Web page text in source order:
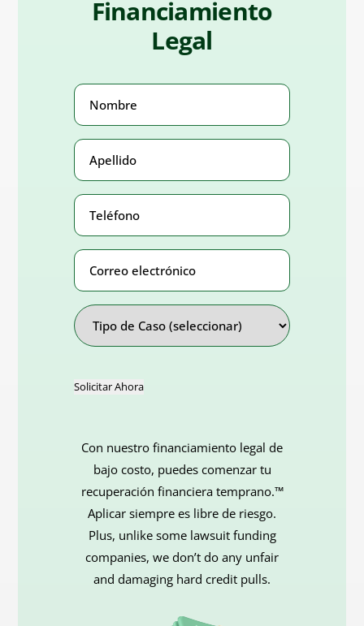
Financiamiento
Legal
Nombre
Apellido
Teléfono
Number(Obligatorio)
Correo
electrónico
Address
Tipo
de
Caso
Solicitar Ahora
Con nuestro financiamiento legal de
bajo costo, puedes comenzar tu
recuperación financiera temprano.™
Aplicar siempre es libre de riesgo.
Plus, unlike some lawsuit funding
companies, we don’t do any unfair
and damaging hard credit pulls.